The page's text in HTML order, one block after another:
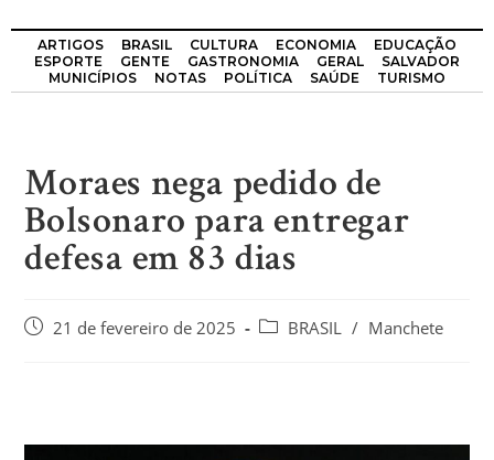
ARTIGOS BRASIL CULTURA ECONOMIA
EDUCAÇÃO
ESPORTE
GENTE GASTRONOMIA GERAL
SALVADOR
MUNICÍPIOS
NOTAS POLÍTICA SAÚDE TURISMO
Moraes nega pedido de
Bolsonaro para entregar
defesa em 83 dias
21 de fevereiro de 2025 BRASIL / Manchete